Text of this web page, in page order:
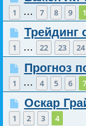
1 … 7 8 9
Трейдинг
1 … 22 23 24
Прогноз
1 … 4 5 6 7
Оскар
1 2 3 4